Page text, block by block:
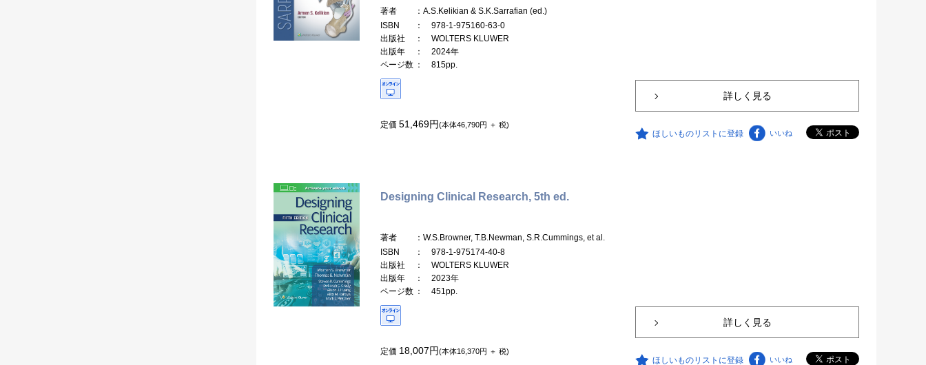
著者
：A.S.Kelikian & S.K.Sarrafian (ed.)
ISBN
： 978-1-975160-63-0
出版社
： WOLTERS KLUWER
出版年
： 2024年
ページ数 ： 815pp.
定価 51,469円(本体46,790円 ＋ 税)
詳しく見る
ほしいものリストに登録 いいね
Designing Clinical Research, 5th ed.
著者
：W.S.Browner, T.B.Newman, S.R.Cummings, et al.
ISBN
： 978-1-975174-40-8
出版社
： WOLTERS KLUWER
出版年
： 2023年
ページ数 ： 451pp.
定価 18,007円(本体16,370円 ＋ 税)
詳しく見る
ほしいものリストに登録 いいね